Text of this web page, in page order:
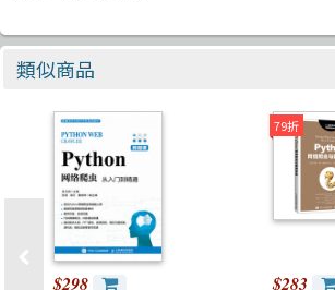
類似商品
$298
79折
$283